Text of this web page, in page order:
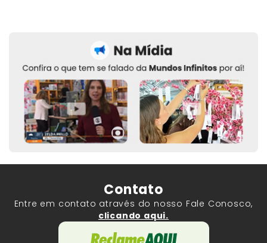
Contato
Entre em contato através do nosso Fale Conosco,
clicando aqui.